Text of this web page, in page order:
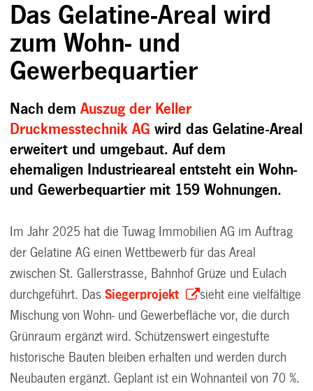
Das Gelatine-Areal wird
zum Wohn- und
Gewerbequartier
Nach demAuszug der Keller
Druckmesstechnik AG wird das Gelatine-Areal
erweitert und umgebaut. Auf dem
ehemaligen Industrieareal entsteht ein Wohn-
und Gewerbequartier mit 159 Wohnungen.
Im Jahr 2025 hat die Tuwag Immobilien AG im Auftrag
der Gelatine AG einen Wettbewerb für das Areal
zwischen St. Gallerstrasse, Bahnhof Grüze und Eulach
durchgeführt. DasSiegerprojekt
sieht eine vielfältige
Mischung von Wohn- und Gewerbefläche vor, die durch
Grünraum ergänzt wird. Schützenswert eingestufte
historische Bauten bleiben erhalten und werden durch
Neubauten ergänzt. Geplant ist ein Wohnanteil von 70 %.